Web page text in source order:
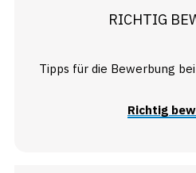
RICHTIG
Tipps für die Bewerbung
Richtig